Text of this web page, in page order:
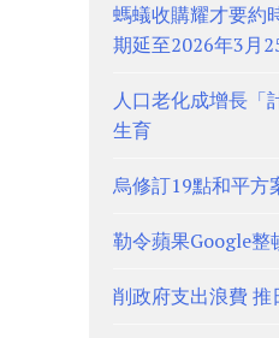
螞蟻收購耀才要
期延至2026年3月
人口老化成增長「
生育
烏修訂19點和平方
勒令蘋果Google整
削政府支出浪費 推